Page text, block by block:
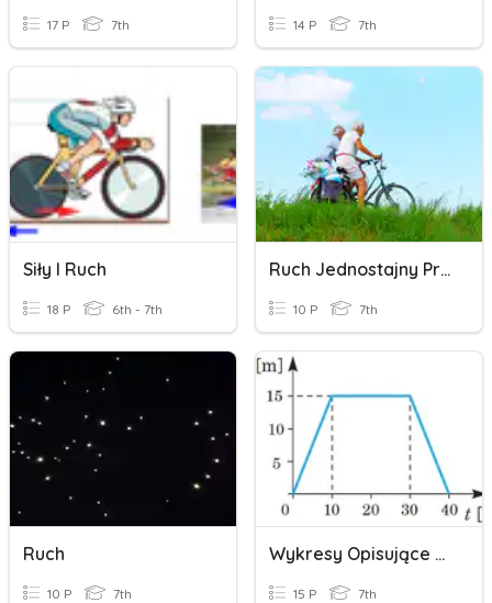
17 P 7th 14 P 7th
Siły I Ruch
18 P 6th - 7th
Ruch Jednostajny Prostoliniowy
10 P 7th
Ruch
10 P 7th
Wykresy Opisujące Ruch
15 P 7th